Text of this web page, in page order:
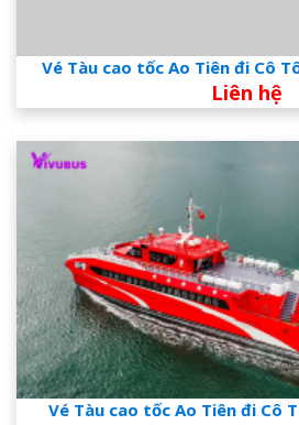
Vé Tàu cao tốc Ao Tiên đi Cô
Liên hệ
Vé Tàu cao tốc Ao Tiên đi Cô